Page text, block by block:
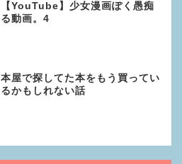
【YouTube】少女漫画ぽく愚痴
る動画。4
本屋で探してた本をもう買ってい
るかもしれない話